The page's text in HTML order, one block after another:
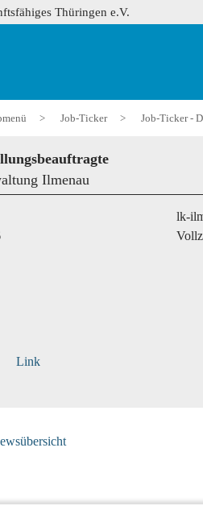
Thüringen e.V.
> Job-Ticker > Job-Ticker -
Ilmenau
lk-
Link